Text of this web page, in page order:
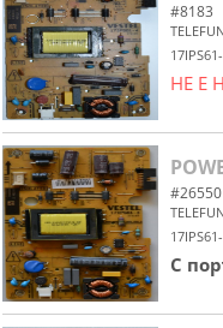
#8183
НЕ Е
#26550
С